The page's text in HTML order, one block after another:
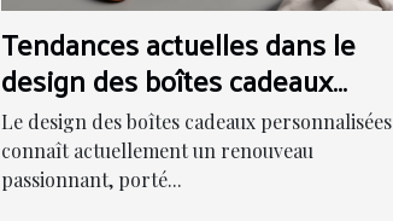
Tendances actuelles dans le
design des boîtes cadeaux
personnalisées
Le design des boîtes cadeaux personnalisées
connaît actuellement un renouveau
passionnant, porté...